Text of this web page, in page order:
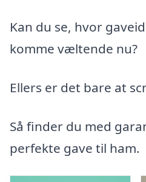
Kan du se, hvor
komme væltende nu?
Ellers er det bare at
Så finder du med
perfekte gave til ham.